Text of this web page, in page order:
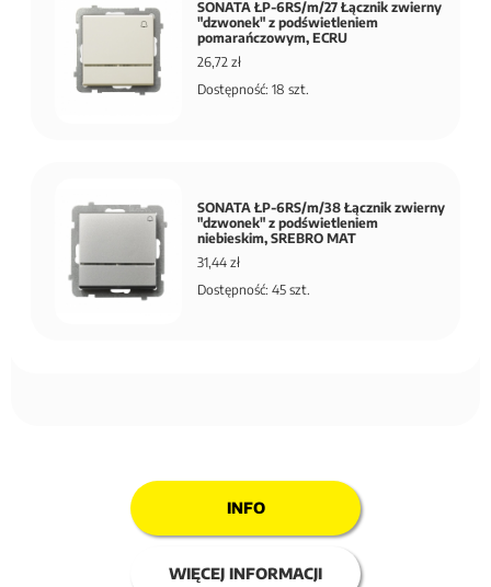
SONATA ŁP-6RS/m/27 Łącznik zwierny
"dzwonek" z podświetleniem
pomarańczowym, ECRU
26,72 zł
Dostępność: 18 szt.
SONATA ŁP-6RS/m/38 Łącznik zwierny
"dzwonek" z podświetleniem
niebieskim, SREBRO MAT
31,44 zł
Dostępność: 45 szt.
INFO
WIĘCEJ INFORMACJI